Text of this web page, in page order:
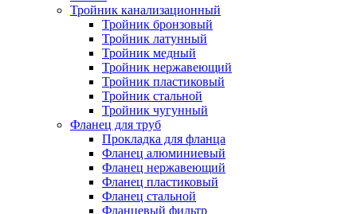
Тройник канализационный
Тройник бронзовый
Тройник латунный
Тройник медный
Тройник нержавеющий
Тройник пластиковый
Тройник стальной
Тройник чугунный
Фланец для труб
Прокладка для фланца
Фланец алюминиевый
Фланец нержавеющий
Фланец пластиковый
Фланец стальной
Фланцевый фильтр